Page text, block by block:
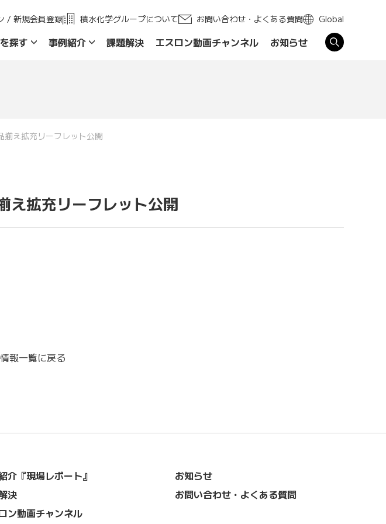
探す 事例紹介 課題解決 エスロン動画チャンネル お知らせ
/ 新規会員登録 積水化学グループについて お問い合わせ・よくある質問 Global
揃え拡充リーフレット公開
え拡充リーフレット公開
報一覧に戻る
介『現場レポート』
決
ン動画チャンネル
お知らせ
お問い合わせ・よくある質問